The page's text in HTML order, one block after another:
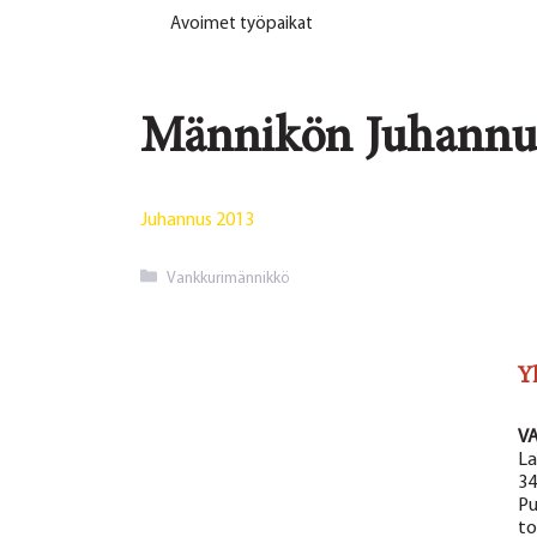
Avoimet työpaikat
Männikön
Juhannus 2013
Kategoriat
Vankkurimännikkö